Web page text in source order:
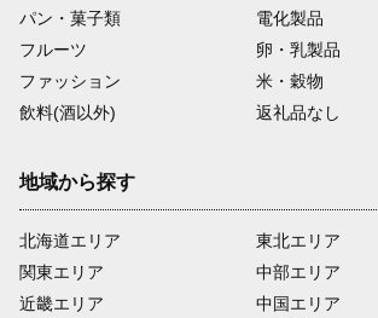
パン・菓子類
電化製品
フルーツ
卵・乳製品
ファッション
米・穀物
飲料(酒以外)
返礼品なし
地域から探す
北海道エリア
関東エリア
近畿エリア
東北エリア
中部エリア
中国エリア